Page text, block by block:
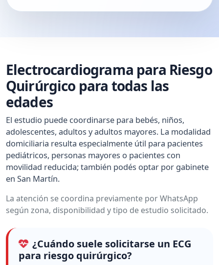
Electrocardiograma para Riesgo
Quirúrgico para todas las
edades
El estudio puede coordinarse para bebés, niños,
adolescentes, adultos y adultos mayores. La modalidad
domiciliaria resulta especialmente útil para pacientes
pediátricos, personas mayores o pacientes con
movilidad reducida; también podés optar por gabinete
en San Martín.
La atención se coordina previamente por WhatsApp
según zona, disponibilidad y tipo de estudio solicitado.
¿Cuándo suele solicitarse un ECG
para riesgo quirúrgico?